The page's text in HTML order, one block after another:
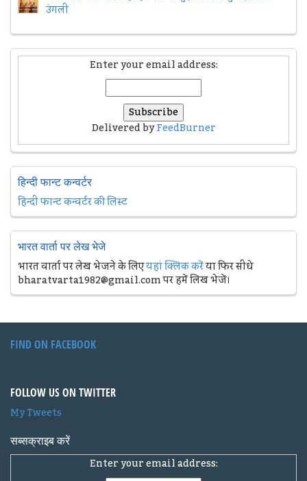
उंगली
Enter your email address:
Delivered byFeedBurner
हिन्दी फान्ट कन्वर्टर
हिन्दी फान्ट कन्वर्टर की लिस्ट
भारत वार्ता पर लेख भेजे
भारत वार्ता पर लेख भेजने के लिएयहां क्लिक करेंया फिर सीधे
bharatvarta1982@gmail.com पर हमें लिख भेजें।
FIND ON FACEBOOK
FOLLOW US ON TWITTER
My Tweets
सब्सक्राइब करें
Enter your email address: